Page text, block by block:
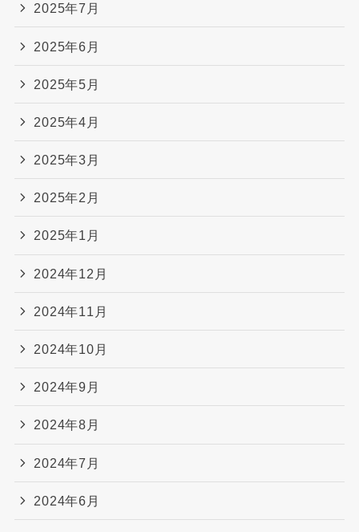
2025年7月
2025年6月
2025年5月
2025年4月
2025年3月
2025年2月
2025年1月
2024年12月
2024年11月
2024年10月
2024年9月
2024年8月
2024年7月
2024年6月